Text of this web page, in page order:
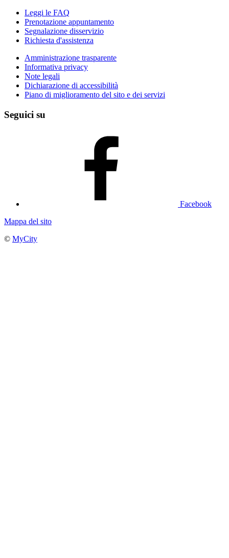
Leggi le FAQ
Prenotazione appuntamento
Segnalazione disservizio
Richiesta d'assistenza
Amministrazione trasparente
Informativa privacy
Note legali
Dichiarazione di accessibilità
Piano di miglioramento del sito e dei servizi
Seguici su
Facebook
Mappa del sito
© MyCity